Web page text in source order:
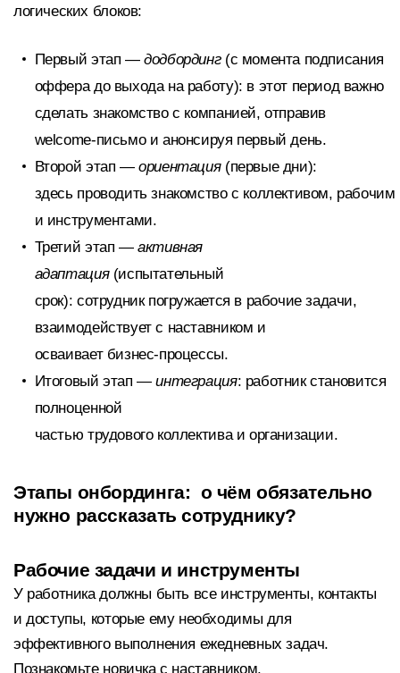
логических блоков:
Первый этап —додбординг(с момента подписания
оффера до выхода на работу): в этот период важно
сделать знакомство с компанией, отправив
welcome-письмо и анонсируя первый день.
Второй этап —ориентация(первые дни):
здесь проводить знакомство с коллективом,
и инструментами.
Третий этап —активная
адаптация(испытательный
срок): сотрудник погружается в рабочие задачи,
взаимодействует с наставником и
осваивает бизнес-процессы.
Итоговый этап —интеграция: работник становится
полноценной
частью трудового коллектива и организации.
Этапы онбординга: о чём обязательно
нужно рассказать сотруднику?
Рабочие задачи и инструменты
У работника должны быть все инструменты, контакты
и доступы, которые ему необходимы для
эффективного выполнения ежедневных задач.
Познакомьте новичка с наставником,